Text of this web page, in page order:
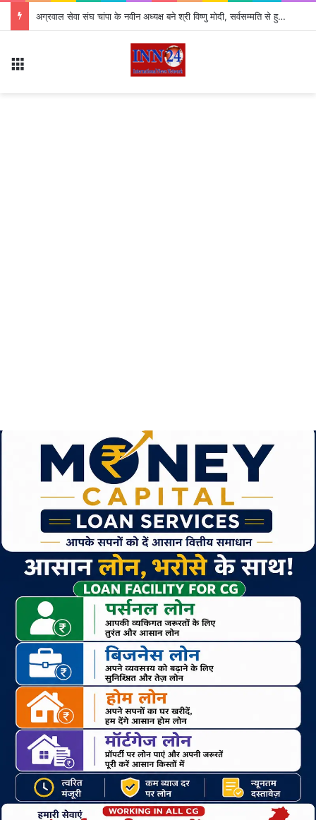
अग्रवाल सेवा संघ चांपा के नवीन अध्यक्ष बने श्री विष्णु मोदी, सर्वसम्मति से हुआ चयन